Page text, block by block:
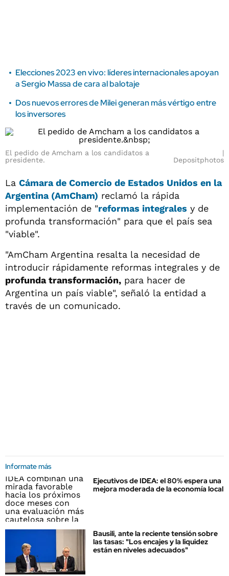
Elecciones 2023 en vivo: líderes internacionales apoyan
a Sergio Massa de cara al balotaje
Dos nuevos errores de Milei generan más vértigo entre
los inversores
El pedido de Amcham a los candidatos a
presidente.
Depositphotos
La Cámara de Comercio de Estados Unidos en la
Argentina (AmCham) reclamó la rápida
implementación de "reformas integrales y de
profunda transformación" para que el país sea
"viable".
"AmCham Argentina resalta la necesidad de
introducir rápidamente reformas integrales y de
profunda transformación, para hacer de
Argentina un país viable", señaló la entidad a
través de un comunicado.
Informate más
Ejecutivos de IDEA: el 80% espera una
mejora moderada de la economía local
Bausili, ante la reciente tensión sobre
las tasas: "Los encajes y la liquidez
están en niveles adecuados"